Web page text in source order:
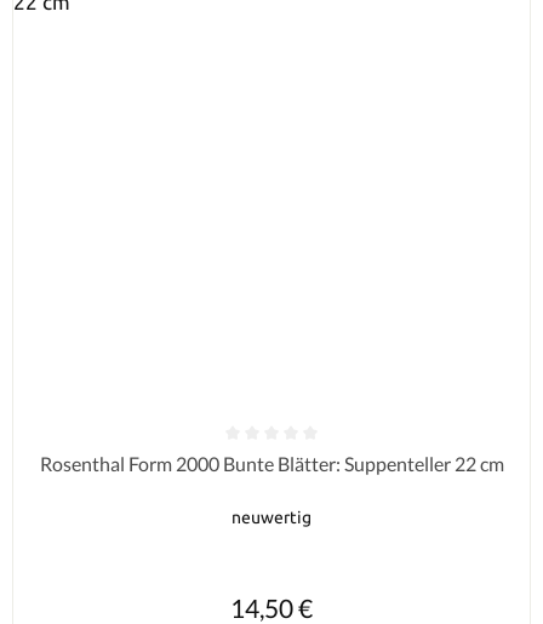
Durchschnittliche Bewertung von 0 von 5 Sternen
Rosenthal Form 2000 Bunte Blätter: Suppenteller 22 cm
neuwertig
14,50 €